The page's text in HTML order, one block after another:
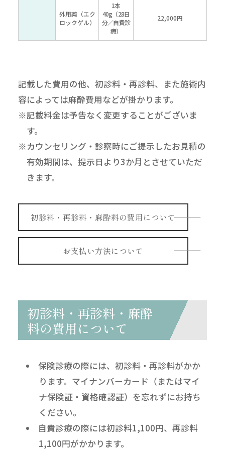
外用薬（エク
ロックゲル）
1本
40g（28日
分／自費診
療）
22,000円
記載した費用の他、初診料・再診料、また施術内
容によっては麻酔費用などが掛かります。
※記載料金は予告なく変更することがございま
す。
※カウンセリング・診察時にご提示したお見積の
有効期間は、提示日より3か月とさせていただ
きます。
初診料・再診料・麻酔料の費用について
お支払い方法について
初診料・再診料・麻酔
料の費用について
保険診療の際には、初診料・再診料がかか
ります。マイナンバーカード（またはマイ
ナ保険証・資格確認証）を忘れずにお持ち
ください。
自費診療の際には初診料1,100円、再診料
1,100円がかかります。